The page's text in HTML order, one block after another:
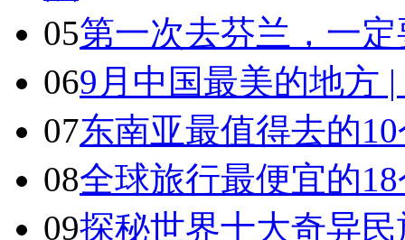
05第一次去芬兰，一
069月中国最美的地方
07东南亚最值得去的
08全球旅行最便宜的
09探秘世界十大奇异